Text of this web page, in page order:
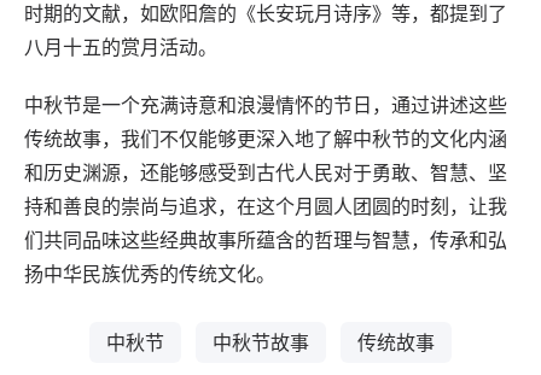
时期的文献，如欧阳詹的《长安玩月诗序》等，都提到了
八月十五的赏月活动。
中秋节是一个充满诗意和浪漫情怀的节日，通过讲述这些
传统故事，我们不仅能够更深入地了解中秋节的文化内涵
和历史渊源，还能够感受到古代人民对于勇敢、智慧、坚
持和善良的崇尚与追求，在这个月圆人团圆的时刻，让我
们共同品味这些经典故事所蕴含的哲理与智慧，传承和弘
扬中华民族优秀的传统文化。
中秋节 中秋节故事 传统故事